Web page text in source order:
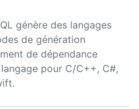
génère des langages
de génération
de dépendance
pour C/C++, C#,